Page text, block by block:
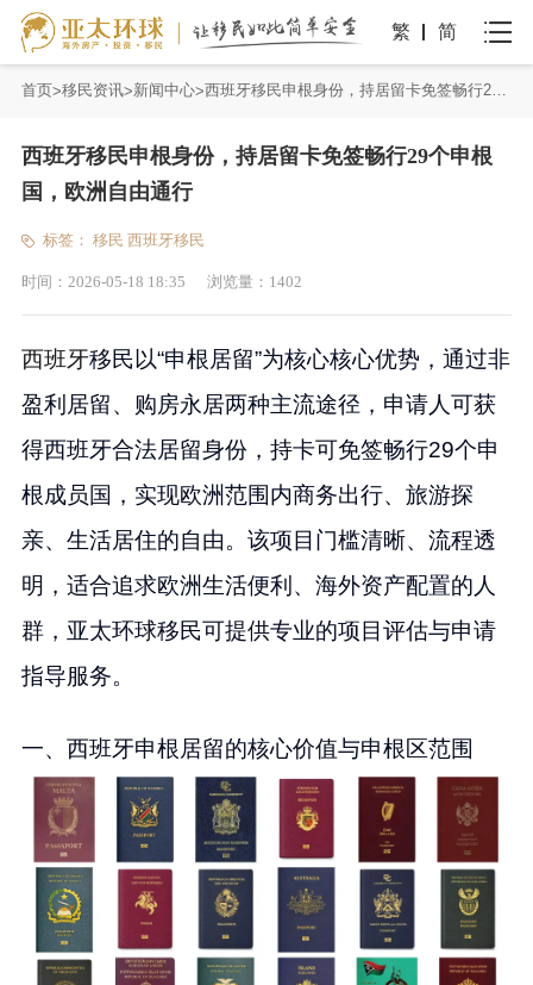
繁 简
首页 移民资讯 新闻中心 西班牙移民申根身份，持居留卡免签畅行29个申根国，欧洲自由通行
西班牙移民申根身份，持居留卡免签畅行29个申根
国，欧洲自由通行
标签： 移民 西班牙移民
时间： 2026-05-18 18:35 浏览量： 1402
西班牙移民以“申根居留”为核心核心优势，通过非
盈利居留、购房永居两种主流途径，申请人可获
得西班牙合法居留身份，持卡可免签畅行29个申
根成员国，实现欧洲范围内商务出行、旅游探
亲、生活居住的自由。该项目门槛清晰、流程透
明，适合追求欧洲生活便利、海外资产配置的人
群，亚太环球移民可提供专业的项目评估与申请
指导服务。
一、西班牙申根居留的核心价值与申根区范围